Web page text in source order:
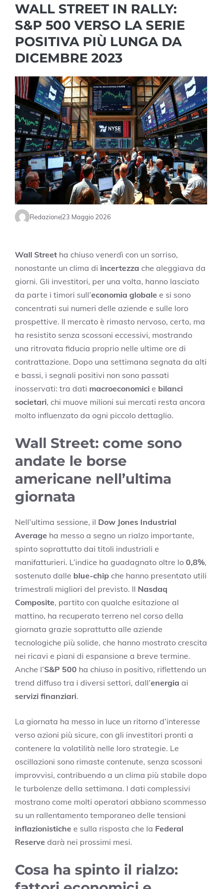
WALL STREET IN RALLY:
S&P 500 VERSO LA SERIE
POSITIVA PIÙ LUNGA DA
DICEMBRE 2023
Redazione23 Maggio 2026
Wall Street ha chiuso venerdì con un sorriso,
nonostante un clima di incertezza che aleggiava da
giorni. Gli investitori, per una volta, hanno lasciato
da parte i timori sull’economia globale e si sono
concentrati sui numeri delle aziende e sulle loro
prospettive. Il mercato è rimasto nervoso, certo, ma
ha resistito senza scossoni eccessivi, mostrando
una ritrovata fiducia proprio nelle ultime ore di
contrattazione. Dopo una settimana segnata da alti
e bassi, i segnali positivi non sono passati
inosservati: tra dati macroeconomici e bilanci
societari, chi muove milioni sui mercati resta ancora
molto influenzato da ogni piccolo dettaglio.
Wall Street: come sono
andate le borse
americane nell’ultima
giornata
Nell’ultima sessione, il Dow Jones Industrial
Average ha messo a segno un rialzo importante,
spinto soprattutto dai titoli industriali e
manifatturieri. L’indice ha guadagnato oltre lo 0,8%,
sostenuto dalle blue-chip che hanno presentato utili
trimestrali migliori del previsto. Il Nasdaq
Composite, partito con qualche esitazione al
mattino, ha recuperato terreno nel corso della
giornata grazie soprattutto alle aziende
tecnologiche più solide, che hanno mostrato crescita
nei ricavi e piani di espansione a breve termine.
Anche l’S&P 500 ha chiuso in positivo, riflettendo un
trend diffuso tra i diversi settori, dall’energia ai
servizi finanziari.
La giornata ha messo in luce un ritorno d’interesse
verso azioni più sicure, con gli investitori pronti a
contenere la volatilità nelle loro strategie. Le
oscillazioni sono rimaste contenute, senza scossoni
improvvisi, contribuendo a un clima più stabile dopo
le turbolenze della settimana. I dati complessivi
mostrano come molti operatori abbiano scommesso
su un rallentamento temporaneo delle tensioni
inflazionistiche e sulla risposta che la Federal
Reserve darà nei prossimi mesi.
Cosa ha spinto il rialzo: